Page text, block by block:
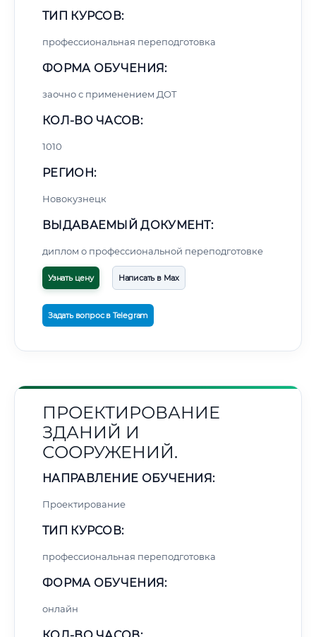
ТИП КУРСОВ:
профессиональная переподготовка
ФОРМА ОБУЧЕНИЯ:
заочно с применением ДОТ
КОЛ-ВО ЧАСОВ:
1010
РЕГИОН:
Новокузнецк
ВЫДАВАЕМЫЙ ДОКУМЕНТ:
диплом о профессиональной переподготовке
Узнать цену Написать в Max
Задать вопрос в Telegram
ПРОЕКТИРОВАНИЕ
ЗДАНИЙ И
СООРУЖЕНИЙ.
НАПРАВЛЕНИЕ ОБУЧЕНИЯ:
Проектирование
ТИП КУРСОВ:
профессиональная переподготовка
ФОРМА ОБУЧЕНИЯ:
онлайн